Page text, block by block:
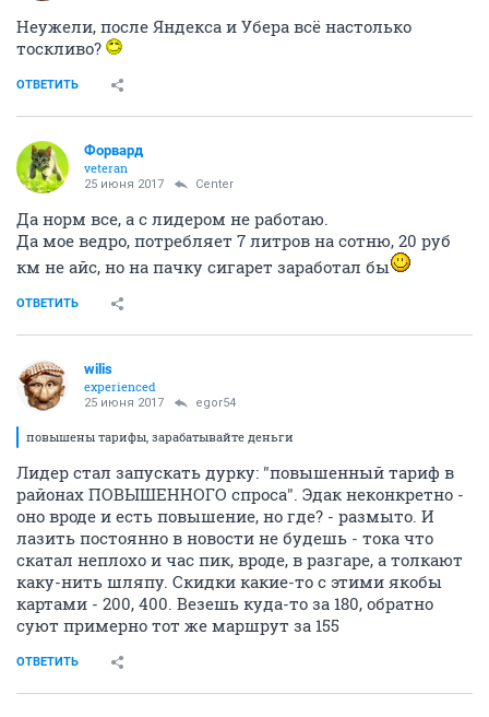
Неужели, после Яндекса и Убера всё настолько
тоскливо?
ОТВЕТИТЬ
Форвард
veteran
25 июня 2017 Center
Да норм все, а с лидером не работаю.
Да мое ведро, потребляет 7 литров на сотню, 20 руб
км не айс, но на пачку сигарет заработал бы
ОТВЕТИТЬ
wilis
experienced
25 июня 2017 egor54
повышены тарифы, зарабатывайте деньги
Лидер стал запускать дурку: "повышенный тариф в
районах ПОВЫШЕННОГО спроса". Эдак неконкретно -
оно вроде и есть повышение, но где? - размыто. И
лазить постоянно в новости не будешь - тока что
скатал неплохо и час пик, вроде, в разгаре, а толкают
каку-нить шляпу. Скидки какие-то с этими якобы
картами - 200, 400. Везешь куда-то за 180, обратно
суют примерно тот же маршрут за 155
ОТВЕТИТЬ